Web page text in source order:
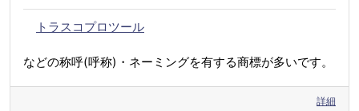
トラスコプロツール
などの称呼(呼称)・ネーミングを有する商標が多いです。
詳細